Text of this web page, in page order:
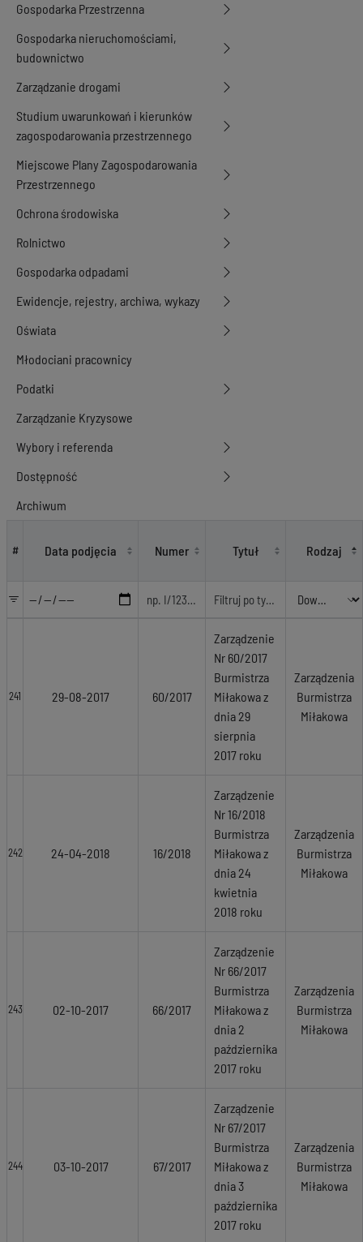
Gospodarka Przestrzenna
Gospodarka nieruchomościami,
budownictwo
Zarządzanie drogami
Studium uwarunkowań i kierunków
zagospodarowania przestrzennego
Miejscowe Plany Zagospodarowania
Przestrzennego
Ochrona środowiska
Rolnictwo
Gospodarka odpadami
Ewidencje, rejestry, archiwa, wykazy
Oświata
Młodociani pracownicy
Podatki
Zarządzanie Kryzysowe
Wybory i referenda
Dostępność
Archiwum
# Data podjęcia Numer Tytuł Rodzaj
241 29-08-2017 60/2017
Zarządzenie
Nr 60/2017
Burmistrza
Miłakowa z
dnia 29
sierpnia
2017 roku
Zarządzenia
Burmistrza
Miłakowa
242 24-04-2018 16/2018
Zarządzenie
Nr 16/2018
Burmistrza
Miłakowa z
dnia 24
kwietnia
2018 roku
Zarządzenia
Burmistrza
Miłakowa
243 02-10-2017 66/2017
Zarządzenie
Nr 66/2017
Burmistrza
Miłakowa z
dnia 2
października
2017 roku
Zarządzenia
Burmistrza
Miłakowa
244 03-10-2017 67/2017
Zarządzenie
Nr 67/2017
Burmistrza
Miłakowa z
dnia 3
października
2017 roku
Zarządzenia
Burmistrza
Miłakowa